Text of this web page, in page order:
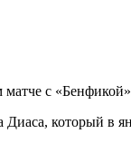
с
Диаса, который в